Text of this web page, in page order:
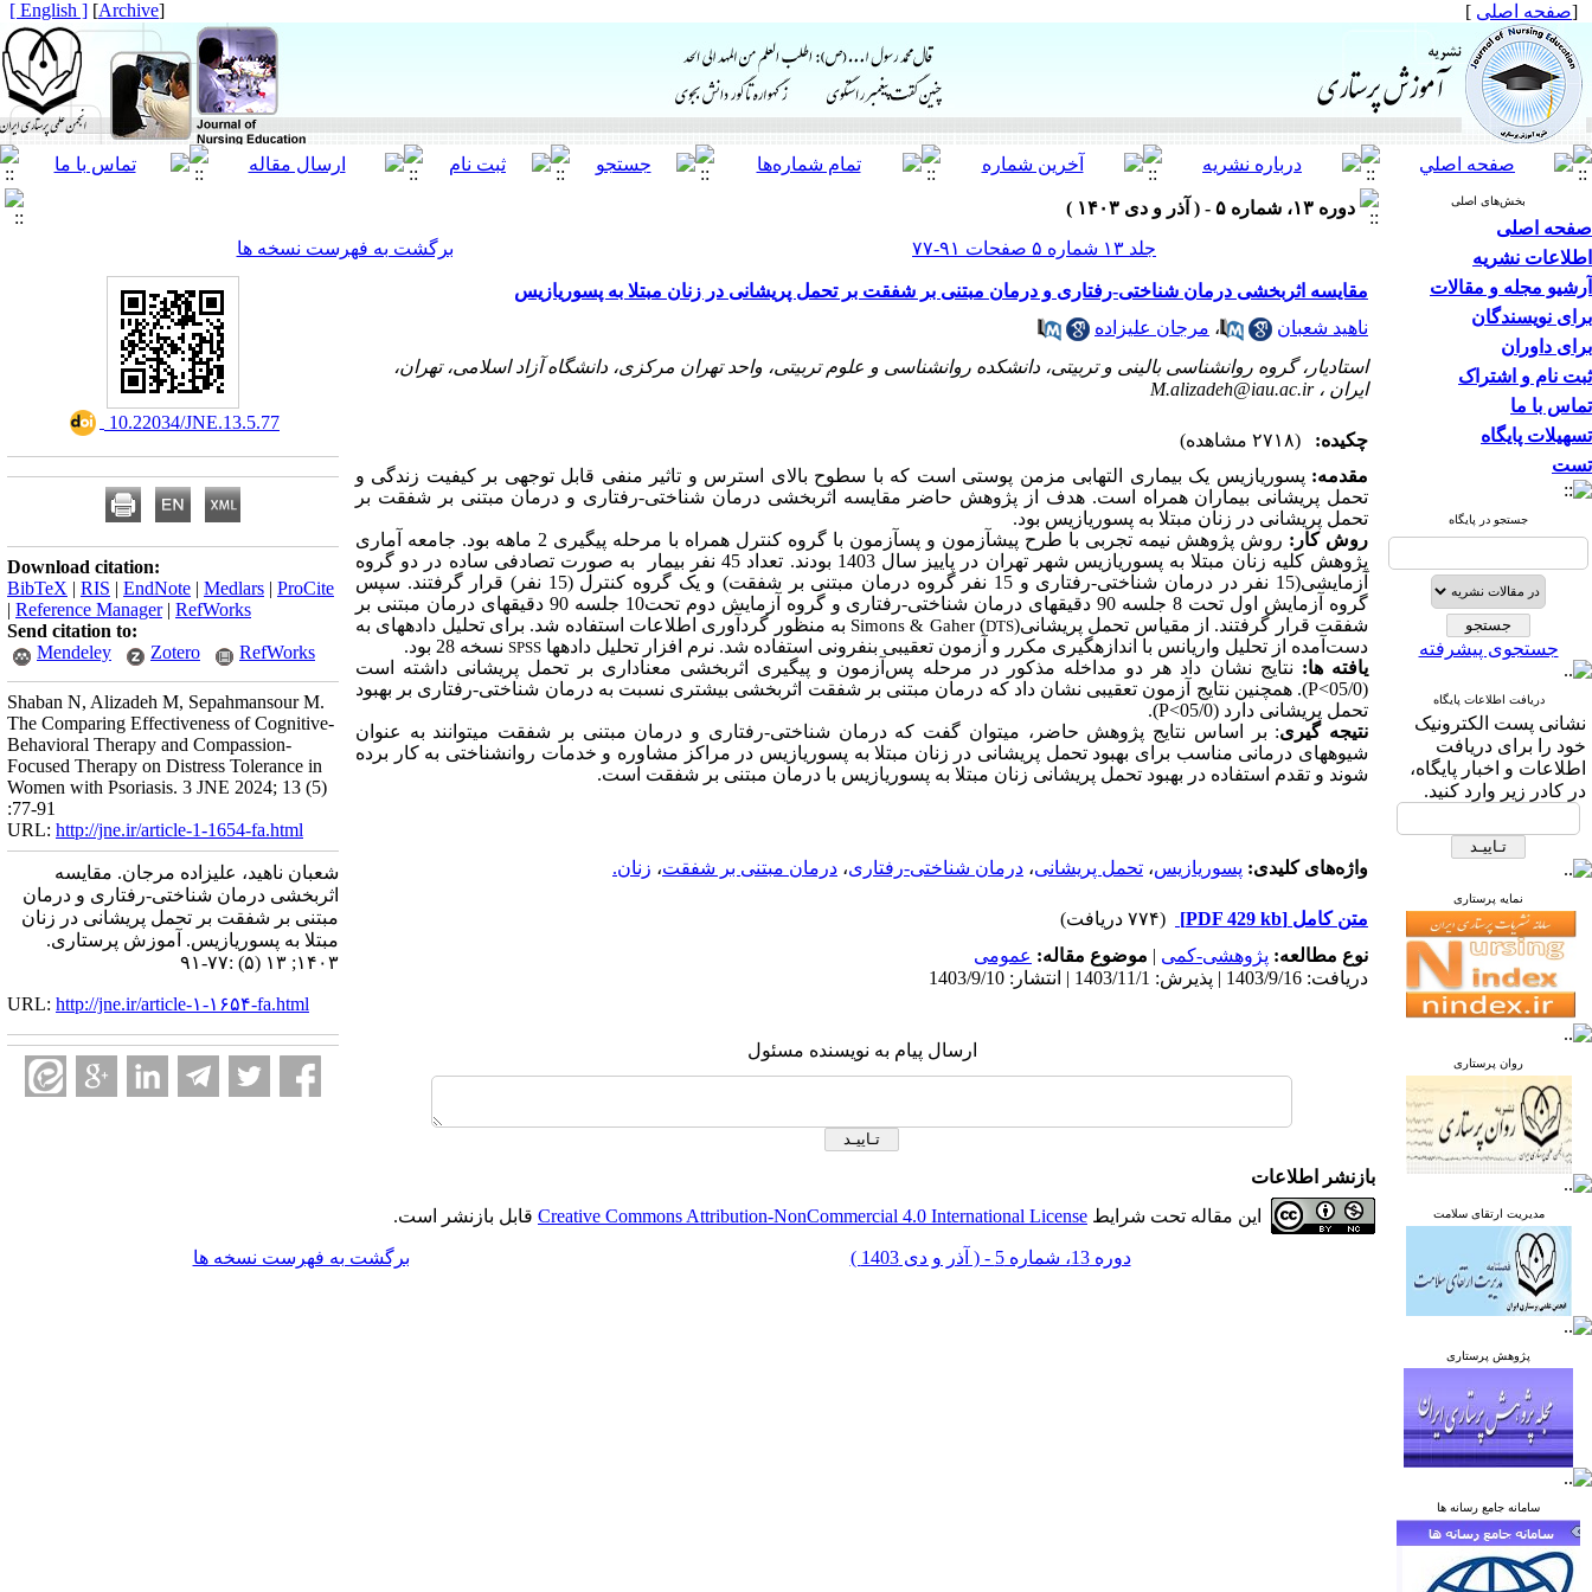
[صفحه اصلی ]
[
Archive
]
[ English ]
بخش‌های اصلی
صفحه اصلی
اطلاعات نشریه
آرشیو مجله و مقالات
برای نویسندگان
برای داوران
ثبت نام و اشتراک
تماس با ما
تسهیلات پایگاه
تست
جستجو در پایگاه
جستجوی پیشرفته
دریافت اطلاعات پایگاه
نشانی پست الکترونیک
خود را برای دریافت
اطلاعات و اخبار پایگاه،
در کادر زیر وارد کنید.
نمایه پرستاری
روان پرستاری
مدیریت ارتقای سلامت
پژوهش پرستاری
سامانه جامع رسانه ها
دوره ۱۳، شماره ۵ - ( آذر و دی ۱۴۰۳ )
جلد ۱۳ شماره ۵ صفحات ۹۱-۷۷
برگشت به فهرست نسخه ها
مقایسه اثربخشی درمان شناختی-رفتاری و درمان مبتنی بر شفقت بر تحمل پریشانی در زنان مبتلا به پسوریازیس
ناهید شعبان
، مرجان علیزاده
استادیار، گروه روانشناسی بالینی و تربیتی، دانشکده روانشناسی و علوم تربیتی، واحد تهران مرکزی، دانشگاه آزاد اسلامی، تهران،
ایران ،M.alizadeh@iau.ac.ir
چکیده:
(۲۷۱۸ مشاهده)
مقدمه: پسوریازیس یک بیماری التهابی مزمن پوستی است که با سطوح بالای استرس و تاثیر منفی قابل توجهی بر کیفیت زندگی و
تحمل پریشانی بیماران همراه است. هدف از پژوهش حاضر مقایسه اثربخشی درمان شناختی-رفتاری و درمان مبتنی بر شفقت بر
تحمل پریشانی در زنان مبتلا به پسوریازیس بود.
روش کار: روش پژوهش نیمه تجربی با طرح پیش­آزمون و پس­آزمون با گروه کنترل همراه با مرحله پیگیری 2 ماهه بود. جامعه آماری
پژوهش کلیه زنان مبتلا به پسوریازیس شهر تهران در پاییز سال 1403 بودند.
تعداد 45 نفر بیمار به صورت تصادفی ساده در دو گروه
آزمایشی(15 نفر در درمان شناختی-رفتاری و 15 نفر
گروه درمان مبتنی بر شفقت
) و یک گروه کنترل (15 نفر) قرار گرفتند. سپس
گروه‌­ آزمایش اول تحت 8جلسه 90 دقیقه­ای
درمان شناختی-رفتاری و گروه آزمایش دوم تحت10 جلسه 90 دقیقه­ای درمان مبتنی بر
شفقت قرار گرفتند. از مقیاس تحمل پریشانی(DTS
)
Simons & Gaher به منظور گردآوری اطلاعات استفاده شد. ‌برای تحلیل داده­های به‌
دست‌آمده از تحلیل واریانس با اندازه­گیری مکرر و آزمون تعقیبی بن­فرونی استفاده شد. نرم افزار تحلیل داده­ها SPSS نسخه 28 بود.
یافته­ ها: نتایج نشان داد هر دو مداخله مذکور در مرحله پس آزمون و پیگیری اثربخشی معناداری بر تحمل پریشانی داشته است
(05/0>
P). همچنین نتایج آزمون تعقیبی نشان داد که درمان مبتنی بر شفقت اثربخشی بیشتری نسبت به درمان شناختی-رفتاری بر بهبود
تحمل پریشانی دارد (05/0>
P
).
نتیجه­ گیری: بر اساس نتایج پژوهش حاضر، می‏توان گفت که درمان شناختی-رفتاری و درمان مبتنی بر شفقت می‏توانند به عنوان
شیوه‏های درمانی مناسب برای بهبود تحمل پریشانی در زنان مبتلا به پسوریازیس در مراکز مشاوره و خدمات روانشناختی به کار برده
شوند و تقدم استفاده در بهبود تحمل پریشانی زنان مبتلا به پسوریازیس با درمان مبتنی بر شفقت است.
واژه‌های کلیدی: پسوریازیس، تحمل پریشانی، درمان شناختی-رفتاری، درمان مبتنی بر شفقت، زنان.
متن کامل [PDF 429 kb]
(۷۷۴ دریافت)
نوع مطالعه: پژوهشی-کمی | موضوع مقاله: عمومى
دریافت: 1403/9/16 | پذیرش: 1403/11/1 | انتشار: 1403/9/10
ارسال پیام به نویسنده مسئول
‎ 10.22034/JNE.13.5.77
Download citation:
BibTeX | RIS | EndNote | Medlars | ProCite
| Reference Manager| RefWorks
Send citation to:
Mendeley
Zotero RefWorks
Shaban N, Alizadeh M, Sepahmansour M.
The Comparing Effectiveness of Cognitive-
Behavioral Therapy and Compassion-
Focused Therapy on Distress Tolerance in
Women with Psoriasis. 3 JNE 2024; 13 (5)
:77-91
URL: http://jne.ir/article-1-1654-fa.html
شعبان ناهید، علیزاده مرجان. مقایسه
اثربخشی درمان شناختی-رفتاری و درمان
مبتنی بر شفقت بر تحمل پریشانی در زنان
مبتلا به پسوریازیس. آموزش پرستاری.
۱۴۰۳; ۱۳ (۵) :۷۷-۹۱
URL: http://jne.ir/article-۱-۱۶۵۴-fa.html
بازنشر اطلاعات
این مقاله تحت شرایط Creative Commons Attribution-NonCommercial 4.0 International License قابل بازنشر است.
دوره 13، شماره 5 - ( آذر و دی 1403 ) برگشت به فهرست نسخه ها